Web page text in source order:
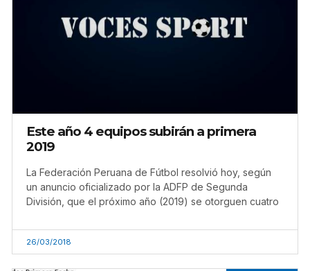
Este año 4 equipos subirán a primera
2019
La Federación Peruana de Fútbol resolvió hoy, según
un anuncio oficializado por la ADFP de Segunda
División, que el próximo año (2019) se otorguen cuatro
26/03/2018